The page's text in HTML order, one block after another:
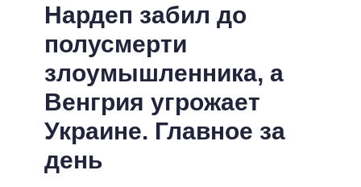
ЛЕНТА
СОБЫТИЯ
СТАТЬИ
МНЕНИЯ
ОБЗОРЫ
ДАЙДЖЕСТЫ
ПОЛИТИКА
ОБЩЕСТВО
ОБЕЩАНИЯ
ПОЛИТИКИ
ВСЕ ПОЛИТИКИ
ПРЕЗИДЕНТ И ОФИС
ВЕРХОВНАЯ РАДА
КАБИНЕТ МИНИСТРОВ
ВИДЕО
Нардеп забил до
полусмерти
злоумышленника, а
Венгрия угрожает
Украине. Главное за
день